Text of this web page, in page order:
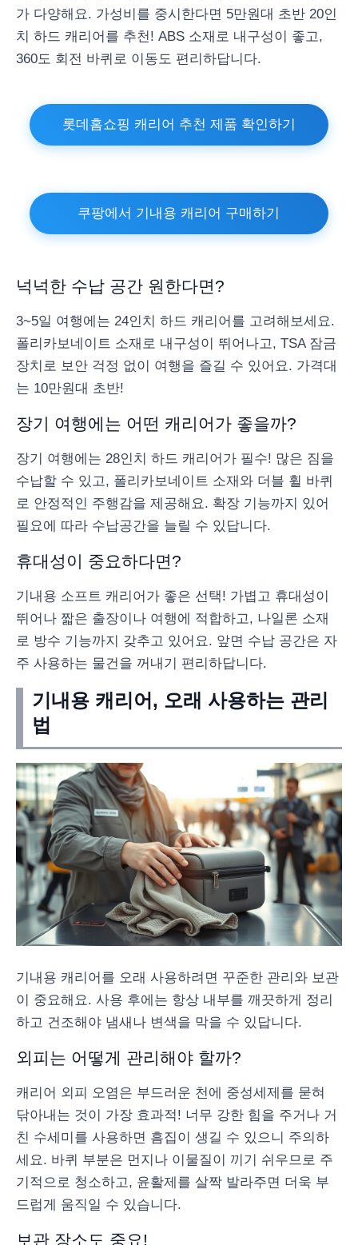
가 다양해요. 가성비를 중시한다면 5만원대 초반 20인
치 하드 캐리어를 추천! ABS 소재로 내구성이 좋고,
360도 회전 바퀴로 이동도 편리하답니다.
롯데홈쇼핑 캐리어 추천 제품 확인하기
쿠팡에서 기내용 캐리어 구매하기
넉넉한 수납 공간 원한다면?
3~5일 여행에는 24인치 하드 캐리어를 고려해보세요.
폴리카보네이트 소재로 내구성이 뛰어나고, TSA 잠금
장치로 보안 걱정 없이 여행을 즐길 수 있어요. 가격대
는 10만원대 초반!
장기 여행에는 어떤 캐리어가 좋을까?
장기 여행에는 28인치 하드 캐리어가 필수! 많은 짐을
수납할 수 있고, 폴리카보네이트 소재와 더블 휠 바퀴
로 안정적인 주행감을 제공해요. 확장 기능까지 있어
필요에 따라 수납공간을 늘릴 수 있답니다.
휴대성이 중요하다면?
기내용 소프트 캐리어가 좋은 선택! 가볍고 휴대성이
뛰어나 짧은 출장이나 여행에 적합하고, 나일론 소재
로 방수 기능까지 갖추고 있어요. 앞면 수납 공간은 자
주 사용하는 물건을 꺼내기 편리하답니다.
기내용 캐리어, 오래 사용하는 관리
법
기내용 캐리어를 오래 사용하려면 꾸준한 관리와 보관
이 중요해요. 사용 후에는 항상 내부를 깨끗하게 정리
하고 건조해야 냄새나 변색을 막을 수 있답니다.
외피는 어떻게 관리해야 할까?
캐리어 외피 오염은 부드러운 천에 중성세제를 묻혀
닦아내는 것이 가장 효과적! 너무 강한 힘을 주거나 거
친 수세미를 사용하면 흠집이 생길 수 있으니 주의하
세요. 바퀴 부분은 먼지나 이물질이 끼기 쉬우므로 주
기적으로 청소하고, 윤활제를 살짝 발라주면 더욱 부
드럽게 움직일 수 있습니다.
보관 장소도 중요!